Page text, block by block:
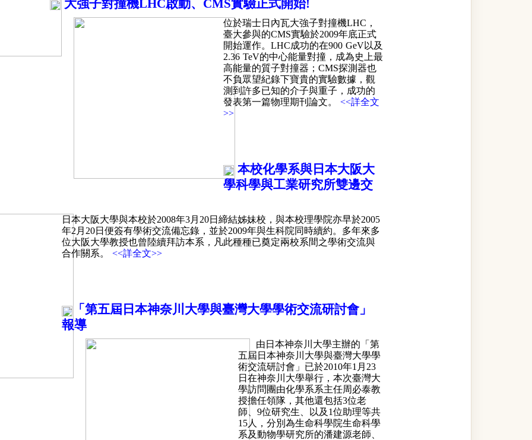
大強子對撞機LHC啟動、CMS實驗正式開始!
位於瑞士日內瓦大強子對撞機LHC，
臺大參與的CMS實驗於2009年底正式
開始運作。LHC成功的在900 GeV以及
2.36 TeV的中心能量對撞，成為史上最
高能量的質子對撞器；CMS探測器也
不負眾望紀錄下寶貴的實驗數據，觀
測到許多已知的介子與重子，成功的
發表第一篇物理期刊論文。 <<詳全文
>>
本校化學系與日本大阪大
學科學與工業研究所雙邊交
日本大阪大學與本校於2008年3月20日締結姊妹校，與本校理學院亦早於2005
年2月20日便簽有學術交流備忘錄，並於2009年與生科院同時續約。多年來多
位大阪大學教授也曾陸續拜訪本系，凡此種種已奠定兩校系間之學術交流與
合作關系。 <<詳全文>>
「第五屆日本神奈川大學與臺灣大學學術交流研討會」
報導
由日本神奈川大學主辦的「第
五屆日本神奈川大學與臺灣大學學
術交流研討會」已於2010年1月23
日在神奈川大學舉行，本次臺灣大
學訪問團由化學系系主任周必泰教
授擔任領隊，其他還包括3位老
師、9位研究生、以及1位助理等共
15人，分別為生命科學院生命科學
系及動物學研究所的潘建源老師、